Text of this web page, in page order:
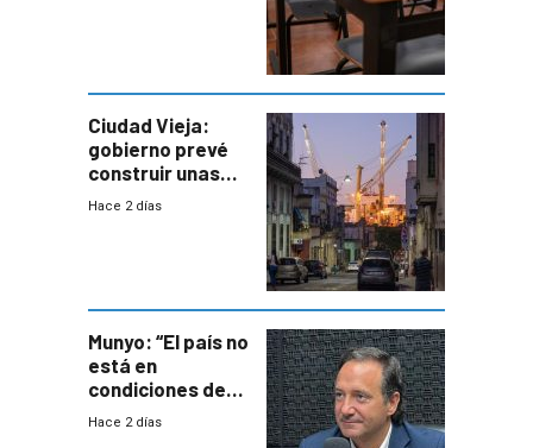
Ciudad Vieja:
gobierno prevé
construir unas
mil viviendas en
Hace 2 días
Munyo: “El país no
está en
condiciones de
enfrentar una
Hace 2 días